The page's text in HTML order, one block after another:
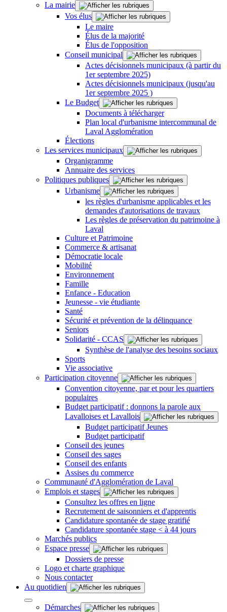
La mairie
Vos élus
Le maire
Élus de la majorité
Élus de l'opposition
Conseil municipal
Actes décisionnels municipaux (à partir du
1er septembre 2025)
Actes décisionnels municipaux (jusqu'au
1er septembre 2025 )
Le Budget
Documents à télécharger
Plan local d'urbanisme intercommunal de
Laval Agglomération
Élections
Les services municipaux
Organigramme
Annuaire des services
Politiques publiques
Urbanisme
les règles d'urbanisme applicables et les
demandes d'autorisations de travaux
Les règles de préservation du patrimoine à
Laval
Culture et Patrimoine
Commerce & artisanat
Démocratie locale
Mobilité
Environnement
Famille
Enfance - Education
Jeunesse - vie étudiante
Santé
Sécurité et prévention de la délinquance
Seniors
Solidarité - CCAS
Synthèse de l'analyse des besoins sociaux
Sports
Vie associative
Participation citoyenne
Convention citoyenne, par et pour les quartiers
populaires
Budget participatif : donnons la parole aux
Lavalloises et Lavallois
Budget participatif Jeunes
Budget participatif
Conseil des jeunes
Conseil des sages
Conseil des enfants
Assises du commerce
Communauté d'Agglomération de Laval
Emplois et stages
Consultez les offres en ligne
Recrutement de saisonniers et d'apprentis
Candidature spontanée de stage gratifié
Candidature spontanée stage < à 44 jours
Marchés publics
Espace presse
Dossiers de presse
Logo et charte graphique
Nous contacter
Au quotidien
Démarches